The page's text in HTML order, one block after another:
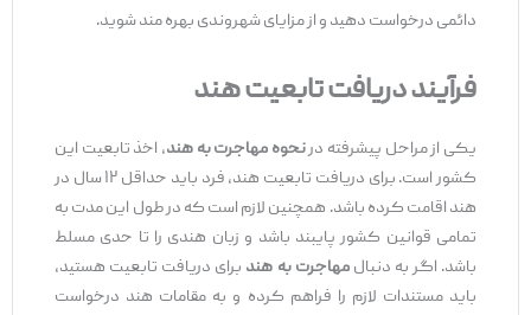
دائمی درخواست دهید و از مزایای شهروندی بهره ‌مند شوید.
فرآیند دریافت تابعیت هند
یکی از مراحل پیشرفته درنحوه مهاجرت به هند، اخذ تابعیت این
کشور است. برای دریافت تابعیت هند، فرد باید حداقل ۱۲ سال در
هند اقامت کرده باشد. همچنین لازم است که در طول این مدت به
تمامی قوانین کشور پایبند باشد و زبان هندی را تا حدی مسلط
باشد. اگر به دنبالمهاجرت به هندبرای دریافت تابعیت هستید،
باید مستندات لازم را فراهم کرده و به مقامات هند درخواست